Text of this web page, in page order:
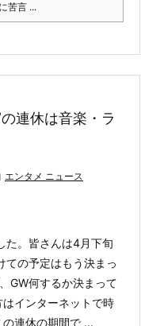
苦言 ...
連休は音楽・ラ
エンタメ ニュース
た。皆さんは4月下旬
ての予定はもう決まっ
GW何するか決まって
インターネットで時
連休の期間で ...